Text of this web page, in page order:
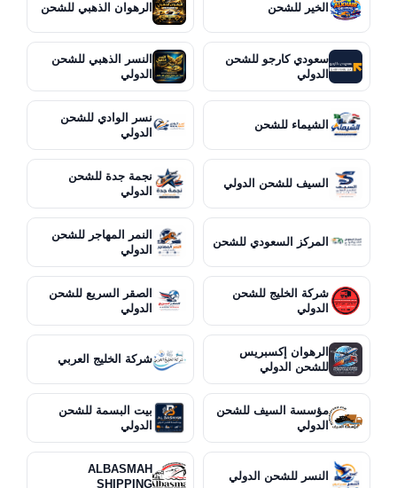
الخير للشحن الرهوان الذهبي للشحن
سعودي كارجو للشحن
الدولي
النسر الذهبي للشحن
الدولي
الشيماء للشحن
نسر الوادي للشحن
الدولي
السيف للشحن الدولي
نجمة جدة للشحن
الدولي
المركز السعودي للشحن
النمر المهاجر للشحن
الدولي
شركة الخليج للشحن
الدولي
الصقر السريع للشحن
الدولي
الرهوان إكسبريس
للشحن الدولي
شركة الخليج العربي
مؤسسة السيف للشحن
الدولي
بيت البسمة للشحن
الدولي
النسر للشحن الدولي
ALBASMAH
SHIPPING